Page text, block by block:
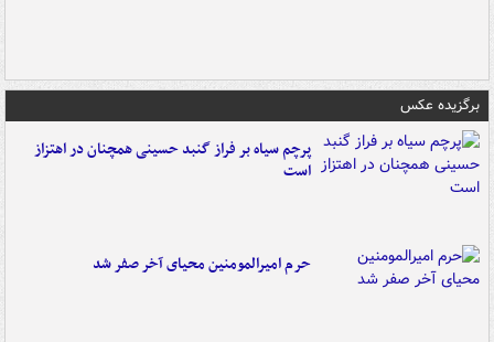
برگزیده عکس
پرچم سیاه بر فراز گنبد حسینی همچنان در اهتزاز
است
حرم امیرالمومنین محیای آخر صفر شد